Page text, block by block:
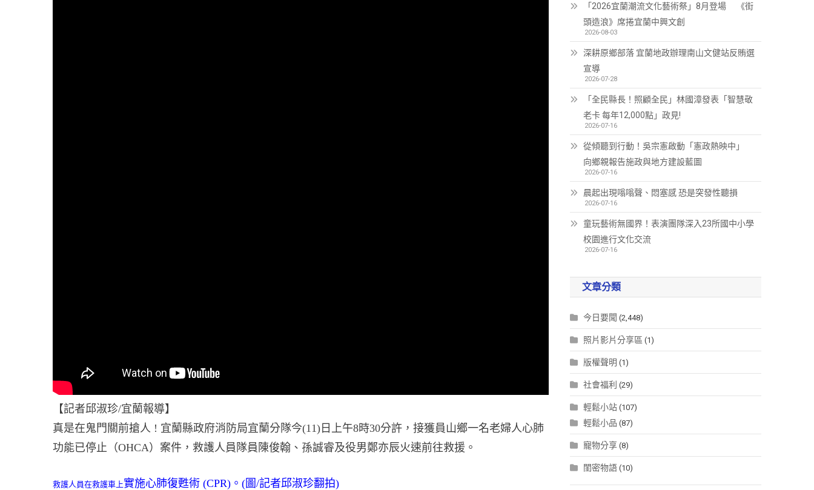
【記者邱淑珍/宜蘭報導】
真是在鬼門關前搶人 ! 宜蘭縣政府消防局宜蘭分隊今(11)日上午8時30分許，接獲員山鄉一名老婦人心肺
功能已停止（OHCA）案件，救護人員隊員陳俊翰、孫誠睿及役男鄭亦辰火速前往救援。
救護人員在救護車上實施心肺復甦術 (CPR)。(圖/記者邱淑珍翻拍)
「2026宜蘭潮流文化藝術祭」8月登場 《街
頭造浪》席捲宜蘭中興文創
2026-08-03
深耕原鄉部落 宜蘭地政辦理南山文健站反賄選
宣導
2026-07-28
「全民縣長！照顧全民」林國漳發表「智慧敬
老卡 每年12,000點」政見!
2026-07-16
從傾聽到行動！吳宗憲啟動「憲政熱映中」
向鄉親報告施政與地方建設藍圖
2026-07-16
晨起出現嗡嗡聲、悶塞感 恐是突發性聽損
2026-07-16
童玩藝術無國界！表演團隊深入23所國中小學
校園進行文化交流
2026-07-16
文章分類
今日要聞 (2,448)
照片影片分享區 (1)
版權聲明 (1)
社會福利 (29)
輕鬆小站 (107)
輕鬆小品 (87)
寵物分享 (8)
閨密物語 (10)